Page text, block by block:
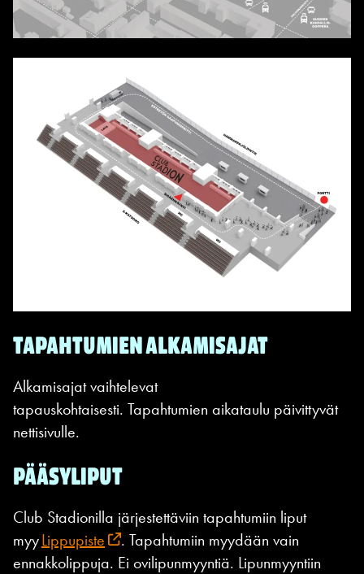
TAPAHTUMIEN ALKAMISAJAT
Alkamisajat vaihtelevat
tapauskohtaisesti. Tapahtumien aikataulu päivittyvät
nettisivulle.
PÄÄSYLIPUT
Club Stadionilla järjestettäviin tapahtumiin liput
myyLippupiste
. Tapahtumiin myydään vain
ennakkolippuja. Ei ovilipunmyyntiä. Lipunmyyntiin